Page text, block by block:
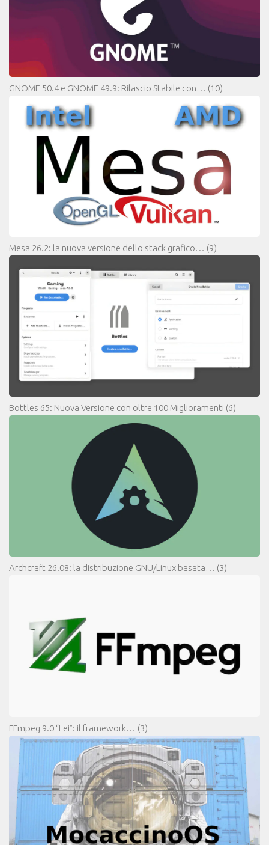
GNOME 50.4 e GNOME 49.9: Rilascio Stabile con… (10)
Mesa 26.2: la nuova versione dello stack grafico… (9)
Bottles 65: Nuova Versione con oltre 100 Miglioramenti (6)
Archcraft 26.08: la distribuzione GNU/Linux basata… (3)
FFmpeg 9.0 “Lei”: il framework… (3)